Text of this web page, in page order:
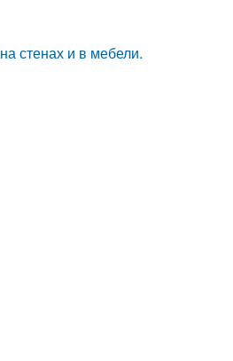
стенах и в мебели.